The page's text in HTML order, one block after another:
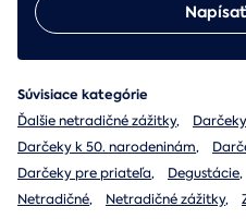
Súvisiace kategórie
Ďalšie netradičné zážitky,
Darčeky k 50. narodeninám,
Darčeky pre priateľa, Degustácie,
Netradičné, Netradičné zážitky,